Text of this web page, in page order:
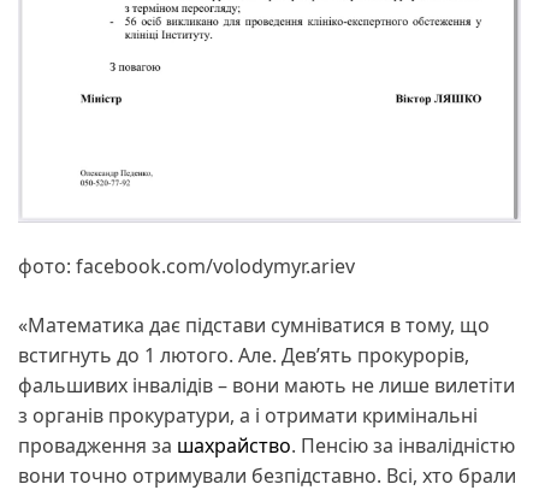
фото: facebook.com/volodymyr.ariev
«Математика дає підстави сумніватися в тому, що
встигнуть до 1 лютого. Але. Девʼять прокурорів,
фальшивих інвалідів – вони мають не лише вилетіти
з органів прокуратури, а і отримати кримінальні
провадження за шахрайство. Пенсію за інвалідністю
вони точно отримували безпідставно. Всі, хто брали